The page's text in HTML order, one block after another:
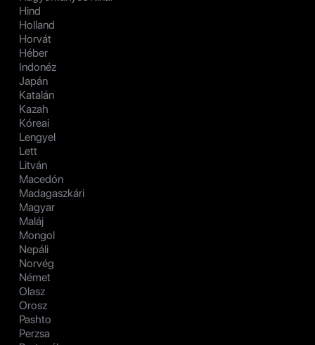
Hind
Holland
Horvát
Héber
Indonéz
Japán
Katalán
Kazah
Kóreai
Lengyel
Lett
Litván
Macedón
Madagaszkári
Magyar
Maláj
Mongol
Nepáli
Norvég
Német
Olasz
Orosz
Pashto
Perzsa